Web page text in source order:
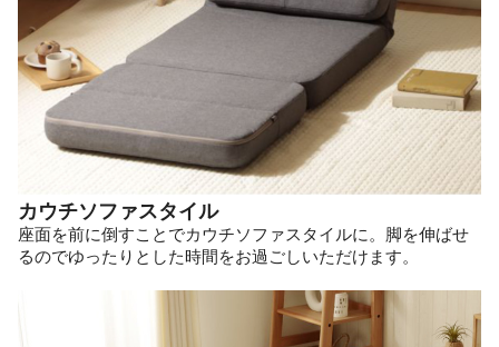
カウチソファスタイル
座面を前に倒すことでカウチソファスタイルに。脚を伸ばせ
るのでゆったりとした時間をお過ごしいただけます。